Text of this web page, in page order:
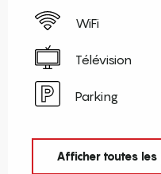
WiFi
Télévision
Parking
Afficher toutes